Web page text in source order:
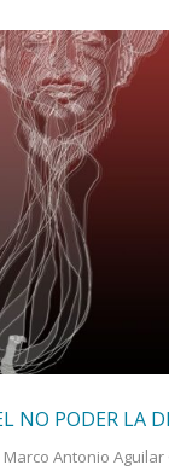
NO PODER LA
Marco Antonio Aguilar